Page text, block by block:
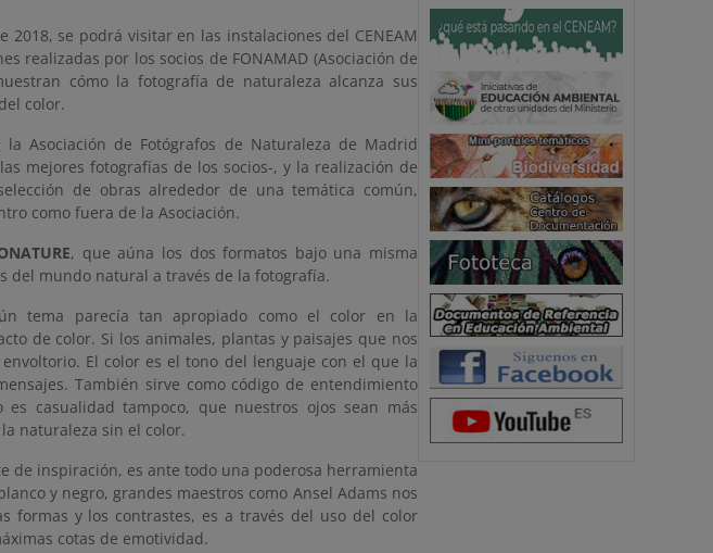
se podrá visitar en las instalaciones del CENEAM
realizadas por los socios de FONAMAD (Asociación de
cómo la fotografía de naturaleza alcanza sus
color.
Asociación de Fotógrafos de Naturaleza de Madrid
mejores fotografías de los socios-, y la realización de
de obras alrededor de una temática común,
como fuera de la Asociación.
, que aúna los dos formatos bajo una misma
del mundo natural a través de la fotografía.
tema parecía tan apropiado como el color en la
de color. Si los animales, plantas y paisajes que nos
El color es el tono del lenguaje con el que la
También sirve como código de entendimiento
casualidad tampoco, que nuestros ojos sean más
naturaleza sin el color.
de inspiración, es ante todo una poderosa herramienta
y negro, grandes maestros como Ansel Adams nos
formas y los contrastes, es a través del uso del color
cotas de emotividad.